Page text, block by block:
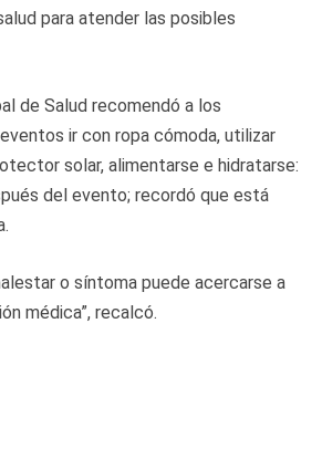
para atender las posibles
de Salud recomendó a los
ir con ropa cómoda, utilizar
solar, alimentarse e hidratarse:
del evento; recordó que está
o síntoma puede acercarse a
médica”, recalcó.